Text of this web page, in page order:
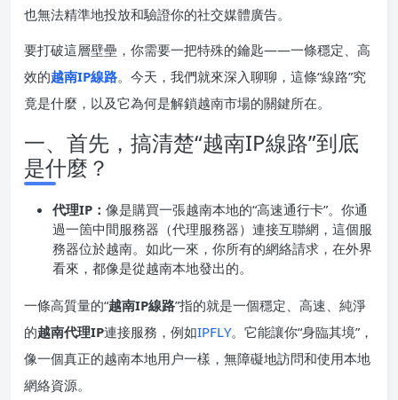
也無法精準地投放和驗證你的社交媒體廣告。
要打破這層壁壘，你需要一把特殊的鑰匙——一條穩定、高
效的越南IP線路。今天，我們就來深入聊聊，這條“線路”究
竟是什麼，以及它為何是解鎖越南市場的關鍵所在。
一、首先，搞清楚“越南IP線路”到底
是什麼？
代理IP： 像是購買一張越南本地的“高速通行卡”。你通
過一箇中間服務器（代理服務器）連接互聯網，這個服
務器位於越南。如此一來，你所有的網絡請求，在外界
看來，都像是從越南本地發出的。
一條高質量的“越南IP線路”指的就是一個穩定、高速、純淨
的越南代理IP連接服務，例如IPFLY。它能讓你“身臨其境”，
像一個真正的越南本地用户一樣，無障礙地訪問和使用本地
網絡資源。